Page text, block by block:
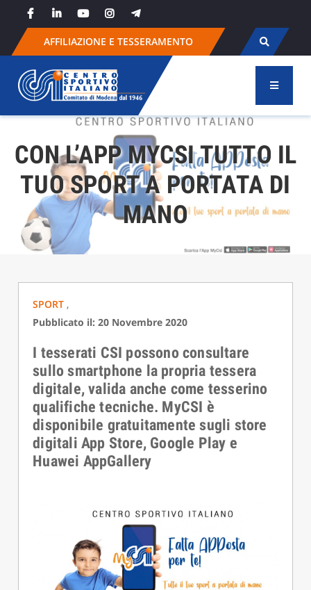
content
AFFILIAZIONE E TESSERAMENTO
CON L’APP MYCSI TUTTO IL
TUO SPORT A PORTATA DI
MANO
SPORT ,
Pubblicato il: 20 Novembre 2020
I tesserati CSI possono consultare
sullo smartphone la propria tessera
digitale, valida anche come tesserino
qualifiche tecniche. MyCSI è
disponibile gratuitamente sugli store
digitali App Store, Google Play e
Huawei AppGallery